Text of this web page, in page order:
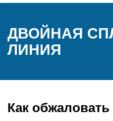
ДВОЙНАЯ
ЛИНИЯ
Как обжаловать